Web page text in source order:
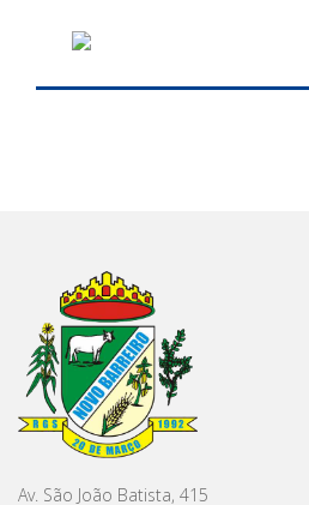
Av. São João Batista, 415